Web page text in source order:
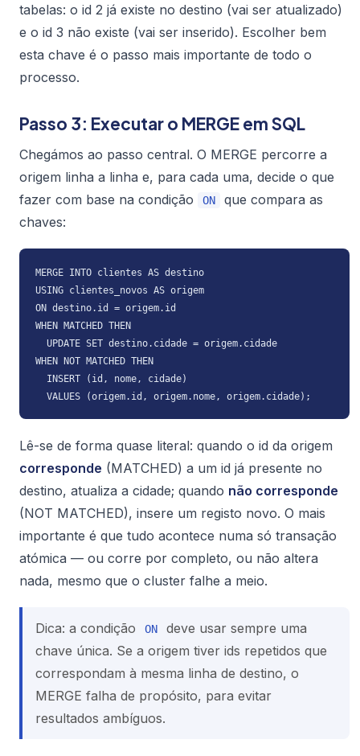
tabelas: o id 2 já existe no destino (vai ser atualizado)
e o id 3 não existe (vai ser inserido). Escolher bem
esta chave é o passo mais importante de todo o
processo.
Passo 3: Executar o MERGE em SQL
Chegámos ao passo central. O MERGE percorre a
origem linha a linha e, para cada uma, decide o que
fazer com base na condição
ON
que compara as
chaves:
MERGE INTO clientes AS destino
USING clientes_novos AS origem
ON destino.id = origem.id
WHEN MATCHED THEN
  UPDATE SET destino.cidade = origem.cidade
WHEN NOT MATCHED THEN
  INSERT (id, nome, cidade)
  VALUES (origem.id, origem.nome, origem.cidade);
Lê-se de forma quase literal: quando o id da origem
corresponde (MATCHED) a um id já presente no
destino, atualiza a cidade; quando não corresponde
(NOT MATCHED), insere um registo novo. O mais
importante é que tudo acontece numa só transação
atómica — ou corre por completo, ou não altera
nada, mesmo que o cluster falhe a meio.
Dica: a condição ON
deve usar sempre uma
chave única. Se a origem tiver ids repetidos que
correspondam à mesma linha de destino, o
MERGE falha de propósito, para evitar
resultados ambíguos.